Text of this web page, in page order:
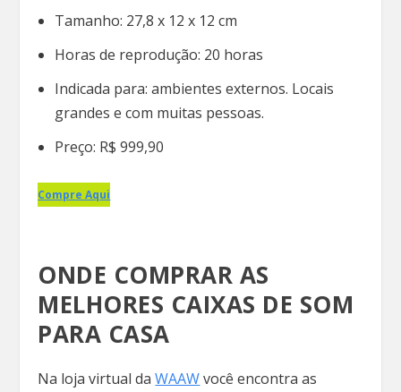
Tamanho: 27,8 x 12 x 12 cm
Horas de reprodução: 20 horas
Indicada para: ambientes externos. Locais
grandes e com muitas pessoas.
Preço: R$ 999,90
Compre Aqui
ONDE COMPRAR AS
MELHORES CAIXAS DE SOM
PARA CASA
Na loja virtual daWAAWvocê encontra as